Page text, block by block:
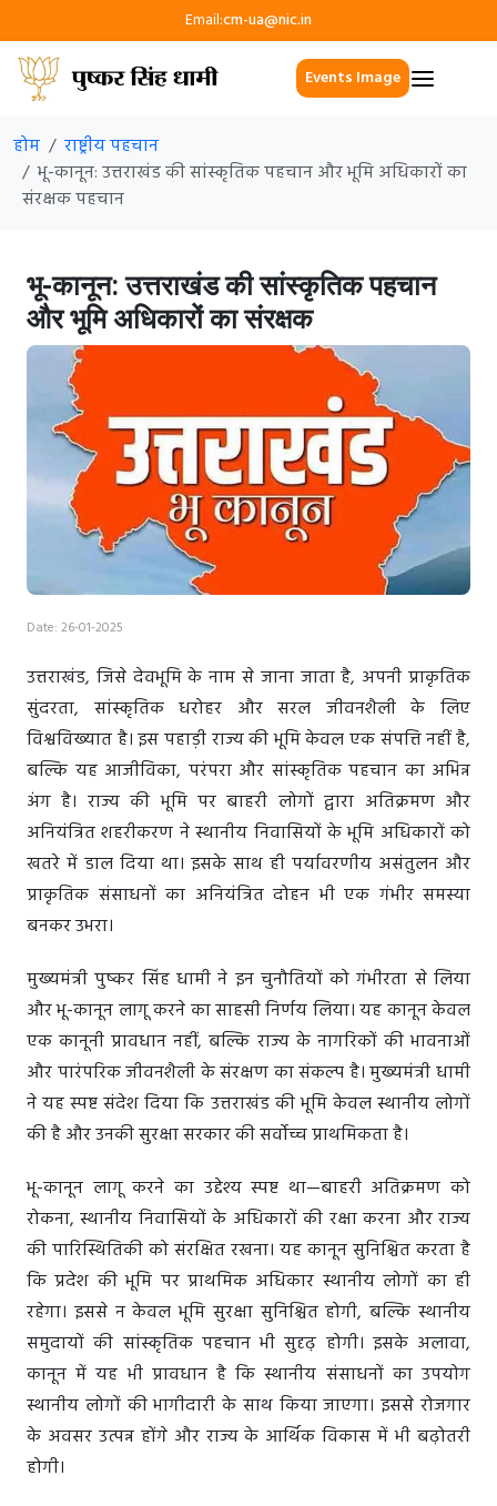
Email:cm-ua@nic.in
Events Image
होम
राष्ट्रीय पहचान
भू-कानून: उत्तराखंड की सांस्कृतिक पहचान और भूमि अधिकारों का
संरक्षक पहचान
भू-कानून: उत्तराखंड की सांस्कृतिक पहचान
और भूमि अधिकारों का संरक्षक
Date: 26-01-2025
उत्तराखंड, जिसे देवभूमि के नाम से जाना जाता है, अपनी प्राकृतिक
सुंदरता, सांस्कृतिक धरोहर और सरल जीवनशैली के लिए
विश्वविख्यात है। इस पहाड़ी राज्य की भूमि केवल एक संपत्ति नहीं है,
बल्कि यह आजीविका, परंपरा और सांस्कृतिक पहचान का अभिन्न
अंग है। राज्य की भूमि पर बाहरी लोगों द्वारा अतिक्रमण और
अनियंत्रित शहरीकरण ने स्थानीय निवासियों के भूमि अधिकारों को
खतरे में डाल दिया था। इसके साथ ही पर्यावरणीय असंतुलन और
प्राकृतिक संसाधनों का अनियंत्रित दोहन भी एक गंभीर समस्या
बनकर उभरा।
मुख्यमंत्री पुष्कर सिंह धामी ने इन चुनौतियों को गंभीरता से लिया
और भू-कानून लागू करने का साहसी निर्णय लिया। यह कानून केवल
एक कानूनी प्रावधान नहीं, बल्कि राज्य के नागरिकों की भावनाओं
और पारंपरिक जीवनशैली के संरक्षण का संकल्प है। मुख्यमंत्री धामी
ने यह स्पष्ट संदेश दिया कि उत्तराखंड की भूमि केवल स्थानीय लोगों
की है और उनकी सुरक्षा सरकार की सर्वोच्च प्राथमिकता है।
भू-कानून लागू करने का उद्देश्य स्पष्ट था—बाहरी अतिक्रमण को
रोकना, स्थानीय निवासियों के अधिकारों की रक्षा करना और राज्य
की पारिस्थितिकी को संरक्षित रखना। यह कानून सुनिश्चित करता है
कि प्रदेश की भूमि पर प्राथमिक अधिकार स्थानीय लोगों का ही
रहेगा। इससे न केवल भूमि सुरक्षा सुनिश्चित होगी, बल्कि स्थानीय
समुदायों की सांस्कृतिक पहचान भी सुदृढ़ होगी। इसके अलावा,
कानून में यह भी प्रावधान है कि स्थानीय संसाधनों का उपयोग
स्थानीय लोगों की भागीदारी के साथ किया जाएगा। इससे रोजगार
के अवसर उत्पन्न होंगे और राज्य के आर्थिक विकास में भी बढ़ोतरी
होगी।